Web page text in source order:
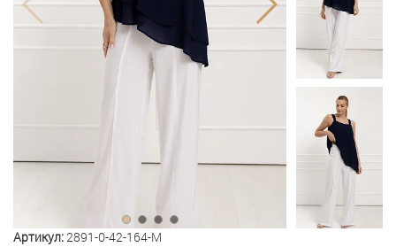
Артикул:2891-0-42-164-M